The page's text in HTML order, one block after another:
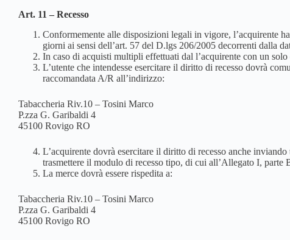
Art. 11 – Recesso
Conformemente alle disposizioni legali in vigore, l’acquirente
giorni ai sensi dell’art. 57 del D.lgs 206/2005 decorrenti dalla
In caso di acquisti multipli effettuati dal l’acquirente con un
L’utente che intendesse esercitare il diritto di recesso dovrà
raccomandata A/R all’indirizzo:
Tabaccheria Riv.10 – Tosini Marco
P.zza G. Garibaldi 4
45100 Rovigo RO
L’acquirente dovrà esercitare il diritto di recesso anche
trasmettere il modulo di recesso tipo, di cui all’Allegato I,
La merce dovrà essere rispedita a:
Tabaccheria Riv.10 – Tosini Marco
P.zza G. Garibaldi 4
45100 Rovigo RO